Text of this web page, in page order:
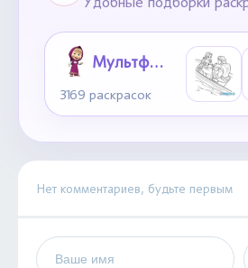
Мультфильмы
3169 раскрасок
Нет комментариев, будьте первым